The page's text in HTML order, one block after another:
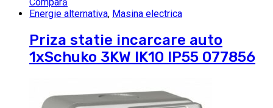
Energie alternativa, Masina electrica
Priza statie incarcare auto
1xSchuko 3KW IK10 IP55 077856